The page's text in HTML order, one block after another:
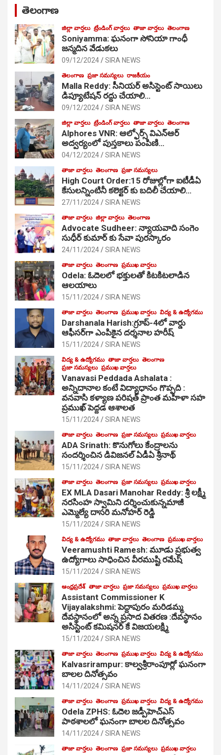
తెలంగాణ
జిల్లా వార్తలు ట్రేండింగ్ వార్తలు తాజా వార్తలు తెలంగాణ
Soniyamma: ఘ‌నంగా సోనియా గాంధీ
జ‌న్మ‌దిన వేడుక‌లు
09/12/2024 SIRA NEWS
తెలంగాణ ప్రజా సమస్యలు రాజకీయం
Malla Reddy: సీనియర్ అసిస్టెంట్ సాయిలు
డిప్యూటేషన్ రద్దు చేయాలి…
09/12/2024 SIRA NEWS
జిల్లా వార్తలు ట్రేండింగ్ వార్తలు తాజా వార్తలు తెలంగాణ
Alphores VNR: ఆల్ఫోర్స్ విఎన్ఆర్
అద్వర్యంలో పుస్తకాలు పంపిణి…
04/12/2024 SIRA NEWS
తాజా వార్తలు తెలంగాణ ప్రజా సమస్యలు
High Court Order:15 రోజుల్లోగా ఐటీడీఏ
కేసులన్నింటినీ కలెక్టర్ కు బదిలీ చేయాలి…
27/11/2024 SIRA NEWS
తాజా వార్తలు జిల్లా వార్తలు తెలంగాణ
Advocate Sudheer: న్యాయవాది సంగెం
సుధీర్ కుమార్ కు సేవా పురస్కారం
24/11/2024 SIRA NEWS
తాజా వార్తలు తెలంగాణ ప్రముఖ వార్తలు
Odela: ఓదెల‌లో భక్తులతో కిటకిటలాడిన
ఆల‌యాలు
15/11/2024 SIRA NEWS
తాజా వార్తలు తెలంగాణ ప్రముఖ వార్తలు విద్య & ఉద్యోగము
Darshanala Harish:గ్రూప్-4లో వార్డు
ఆఫీసర్‌గా ఎంపికైన దర్శనాల హరీష్
15/11/2024 SIRA NEWS
విద్య & ఉద్యోగము తాజా వార్తలు తెలంగాణ
ప్రజా సమస్యలు ప్రముఖ వార్తలు
Vanavasi Peddada Ashalata :
అన్నిదానాల కంటే విద్యాధానం గొప్పది :
వనవాసి కళ్యాణ పరిషత్ ప్రాంత మహిళా సహ
ప్రముఖ్ పెద్దడ ఆశాలత
15/11/2024 SIRA NEWS
తాజా వార్తలు తెలంగాణ ప్రజా సమస్యలు ప్రముఖ వార్తలు
ADA Srinath: కొనుగోలు కేంద్రాల‌ను
సంద‌ర్శించిన డివిజనల్ ఏడీఏ శ్రీనాథ్
15/11/2024 SIRA NEWS
తాజా వార్తలు తెలంగాణ ప్రజా సమస్యలు ప్రముఖ వార్తలు
EX MLA Dasari Manohar Reddy: శ్రీ లక్ష్మీ
నరసింహ స్వామిని దర్శించుకున్నమాజీ
ఎమ్మెల్యే దాసరి మనోహర్ రెడ్డి
15/11/2024 SIRA NEWS
విద్య & ఉద్యోగము తాజా వార్తలు తెలంగాణ ప్రముఖ వార్తలు
Veeramushti Ramesh: మూడు ప్రభుత్వ
ఉద్యోగాలు సాధించిన వీరముష్టి రమేష్
15/11/2024 SIRA NEWS
ఆంధ్రప్రదేశ్ తాజా వార్తలు ప్రజా సమస్యలు ప్రముఖ వార్తలు
Assistant Commissioner K
Vijayalakshmi: పెద్దాపురం మరిడమ్మ
దేవస్థానంలో అన్న ప్రసాద వితరణ :దేవస్థానం
అసిస్టెంట్ కమిషనర్ కే విజయలక్ష్మి
15/11/2024 SIRA NEWS
తాజా వార్తలు తెలంగాణ ప్రముఖ వార్తలు విద్య & ఉద్యోగము
Kalvasrirampur: కాల్వశ్రీరాంపూర్లో ఘనంగా
బాలల దినోత్సవం
14/11/2024 SIRA NEWS
తాజా వార్తలు తెలంగాణ ప్రముఖ వార్తలు విద్య & ఉద్యోగము
Odela ZPHS: ఓదెల జ‌డ్పీహెచ్ఎస్
పాఠ‌శాల‌లో ఘనంగా బాలల దినోత్సవం
14/11/2024 SIRA NEWS
తాజా వార్తలు తెలంగాణ ప్రజా సమస్యలు ప్రముఖ వార్తలు